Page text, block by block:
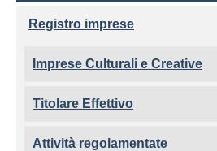
Registro imprese
Imprese Culturali e Creative
Titolare Effettivo
Attività regolamentate